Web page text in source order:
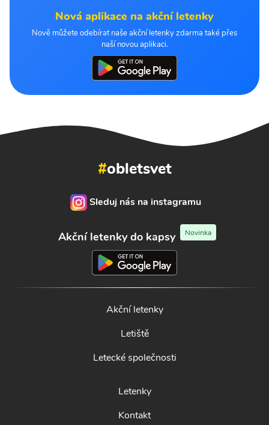
Nová aplikace na akční letenky
Nově můžete odebírat naše akční letenky zdarma také přes
naší novou aplikaci.
#obletsvet
Sleduj nás na instagramu
Akční letenky do kapsy Novinka
Akční letenky
Letiště
Letecké společnosti
Letenky
Kontakt